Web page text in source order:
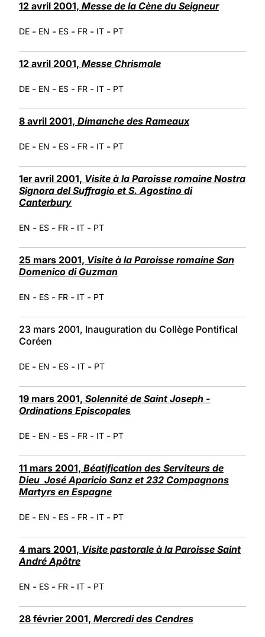
12 avril 2001, Messe de la Cène du Seigneur
DE - EN - ES - FR - IT - PT
12 avril 2001, Messe Chrismale
DE - EN - ES - FR - IT - PT
8 avril 2001, Dimanche des Rameaux
DE - EN - ES - FR - IT - PT
1er avril 2001, Visite à la Paroisse romaine Nostra
Signora del Suffragio et S. Agostino di
Canterbury
EN - ES - FR - IT - PT
25 mars 2001, Visite à la Paroisse romaine San
Domenico di Guzman
EN - ES - FR - IT - PT
23 mars 2001, Inauguration du Collège Pontifical
Coréen
DE - EN - ES - IT - PT
19 mars 2001, Solennité de Saint Joseph -
Ordinations Episcopales
DE - EN - ES - FR - IT - PT
11 mars 2001, Béatification des Serviteurs de
Dieu José Aparicio Sanz et 232 Compagnons
Martyrs en Espagne
DE - EN - ES - FR - IT - PT
4 mars 2001, Visite pastorale à la Paroisse Saint
André Apôtre
EN - ES - FR - IT - PT
28 février 2001, Mercredi des Cendres